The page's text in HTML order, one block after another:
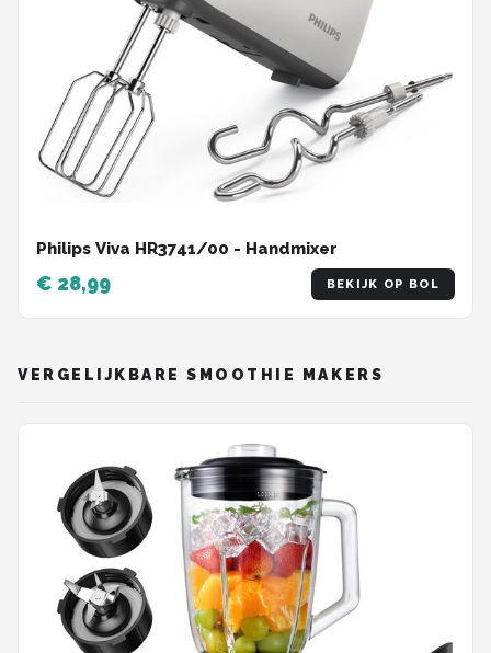
Philips Viva HR3741/00 - Handmixer
€ 28,99 BEKIJK OP BOL
VERGELIJKBARE SMOOTHIE MAKERS